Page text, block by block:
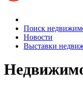
Поиск
Новости
Выставки